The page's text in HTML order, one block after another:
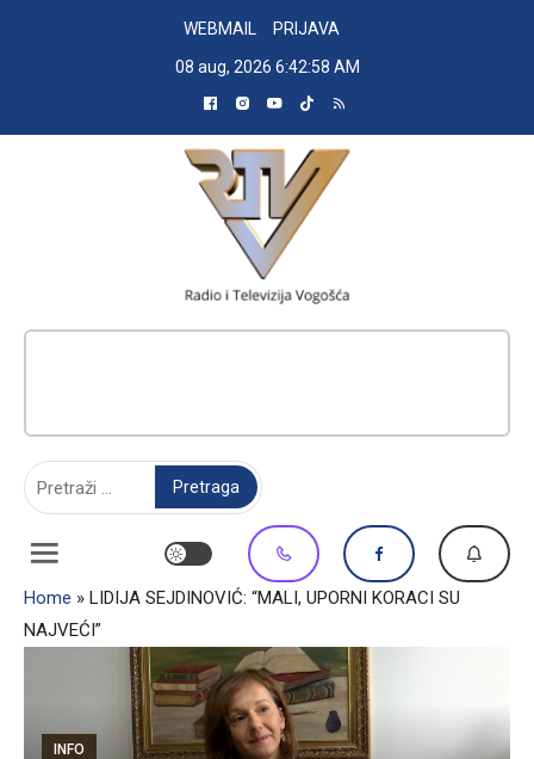
WEBMAIL
PRIJAVA
08 aug, 2026 6:42:59 AM
Home » LIDIJA SEJDINOVIĆ: “MALI, UPORNI KORACI SU
NAJVEĆI”
INFO